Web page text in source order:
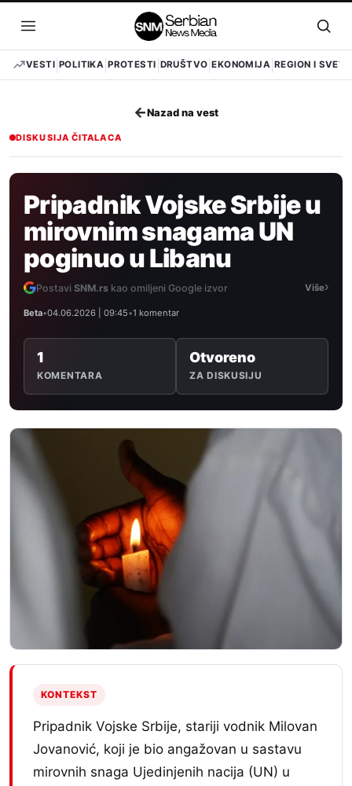
sadržaj
Otvori
meni
VESTI POLITIKA PROTESTI DRUŠTVO EKONOMIJA REGION I SVET
←Nazad na vest
DISKUSIJA ČITALACA
Pripadnik Vojske Srbije u
mirovnim snagama UN
poginuo u Libanu
Postavi SNM.rs kao omiljeni Google izvor Više›
Beta•04.06.2026 | 09:45•1 komentar
1
KOMENTARA
Otvoreno
ZA DISKUSIJU
KONTEKST
Pripadnik Vojske Srbije, stariji vodnik Milovan
Jovanović, koji je bio angažovan u sastavu
mirovnih snaga Ujedinjenih nacija (UN) u